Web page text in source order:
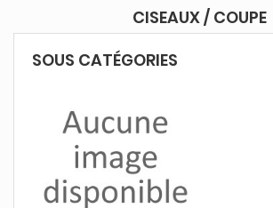
CISEAUX / COUPE
SOUS CATÉGORIES